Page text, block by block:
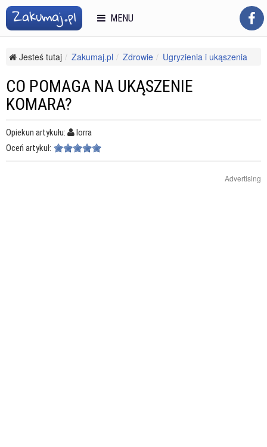
Jesteś tutaj Zakumaj.pl Zdrowie
Ugryzienia i ukąszenia
Co pomaga na ukąszenie komara?
CO POMAGA NA UKĄSZENIE
KOMARA?
Opiekun artykułu:
lorra
Oceń artykuł:
Advertising
MENU